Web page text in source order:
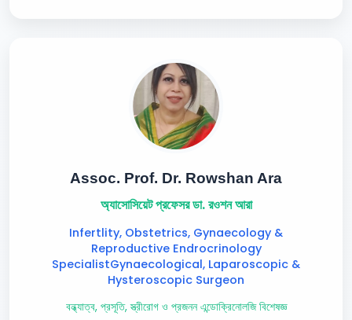
Assoc. Prof. Dr. Rowshan Ara
অ্যাসোসিয়েট প্রফেসর ডা. রওশন আরা
Infertlity, Obstetrics, Gynaecology &
Reproductive Endrocrinology
SpecialistGynaecological, Laparoscopic &
Hysteroscopic Surgeon
বন্ধ্যাত্ব, প্রসূতি, স্ত্রীরোগ ও প্রজনন এন্ডোক্রিনোলজি বিশেষজ্ঞ